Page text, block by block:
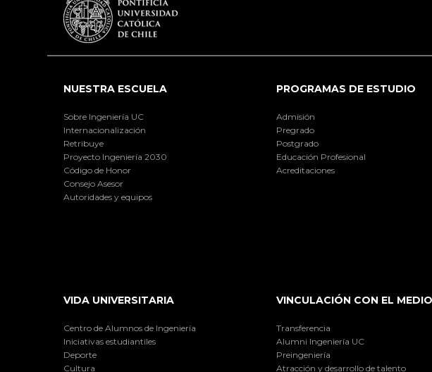
NUESTRA ESCUELA
Sobre Ingeniería UC
Internacionalización
Retribuye
Proyecto Ingeniería 2030
Código de Honor
Consejo Asesor
Autoridades y equipos
PROGRAMAS DE ESTUDIO
Admisión
Pregrado
Postgrado
Educación Profesional
Acreditaciones
VIDA UNIVERSITARIA
Centro de Alumnos de Ingeniería
Iniciativas estudiantiles
Deporte
Cultura
VINCULACIÓN CON EL MEDIO
Transferencia
Alumni Ingeniería UC
Preingeniería
Atracción y desarrollo de talento